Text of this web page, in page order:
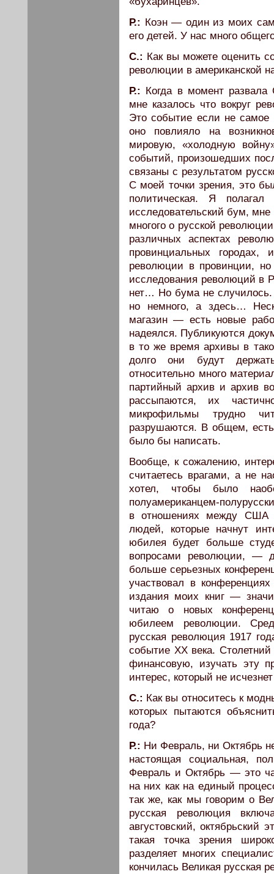
Р.:
Коэн — один из моих
его детей. У нас много
C.: Как вы можете оценить
революции в американской
Р.:
Когда в момент
мне казалось что вокруг
Это событие если не самое
оно повлияло на
мировую, «холодную
событий, произошедших
связаны с результатом
С моей точки зрения, это
политическая. Я
исследовательский бум,
многого о русской
различных аспектах
провинциальных
революции в провинции,
исследования революций в
нет… Но бума не
но немного, а здесь…
магазин — есть новые
надеялся. Публикуются
в то же время архивы в
долго они будут
относительно много
партийный архив и архив
рассыпаются, их
микрофильмы трудно
разрушаются. В общем,
было бы написать.
Вообще, к сожалению,
считаетесь врагами, а не
хотел, чтобы было
полуамериканцем-
в отношениях между США
людей, которые начнут
юбилея будет больше
вопросами революции, —
больше серьезных
участвовал в
издания моих книг —
читаю о новых
юбилеем революции.
русская революция 1917
событие ХХ века.
финансовую, изучать эту
интерес, который не
C.: Как вы относитесь к
которых пытаются
года?
Р.: Ни Февраль, ни Октябрь
настоящая социальная,
Февраль и Октябрь — это
на них как на единый
так же, как мы говорим о
русская революция
августовский, октябрьский
такая точка зрения
разделяет многих
кончилась Великая русская